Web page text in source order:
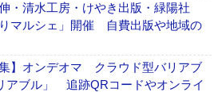
・清水工房・けやき出版・緑陽社
マルシェ」開催 自費出版や地域の
集】オンデオマ クラウド型バリアブ
アブル」 追跡QRコードやオンライ